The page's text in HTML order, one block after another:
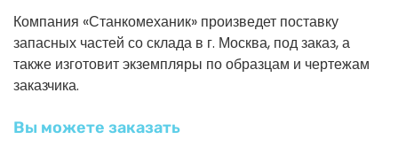
Компания «Станкомеханик» произведет поставку
запасных частей со склада в г. Москва, под заказ, а
также изготовит экземпляры по образцам и чертежам
заказчика.
Вы можете заказать